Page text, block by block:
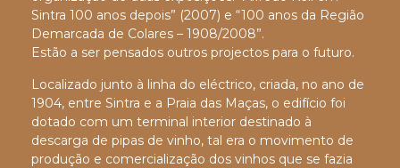
Sintra 100 anos depois” (2007) e “100 anos da Região
Demarcada de Colares – 1908/2008”.
Estão a ser pensados outros projectos para o futuro.
Localizado junto à linha do eléctrico, criada, no ano de
1904, entre Sintra e a Praia das Maças, o edifício foi
dotado com um terminal interior destinado à
descarga de pipas de vinho, tal era o movimento de
produção e comercialização dos vinhos que se fazia